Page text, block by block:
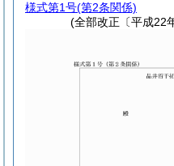
様式第1号(第2条関係)
(全部改正〔平成22